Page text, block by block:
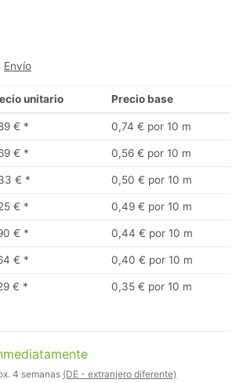
Envío
unitario Precio base
€ * 0,74 € por 10 m
€ * 0,56 € por 10 m
€ * 0,50 € por 10 m
€ * 0,49 € por 10 m
€ * 0,44 € por 10 m
€ * 0,40 € por 10 m
€ * 0,35 € por 10 m
4 semanas (DE - extranjero diferente)